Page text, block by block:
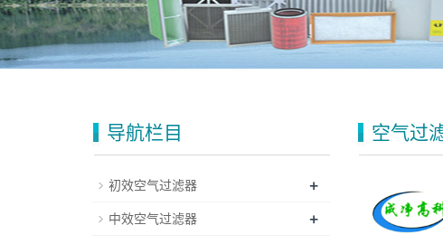
空气过
导航栏目
初效空气过滤器 +
中效空气过滤器 +